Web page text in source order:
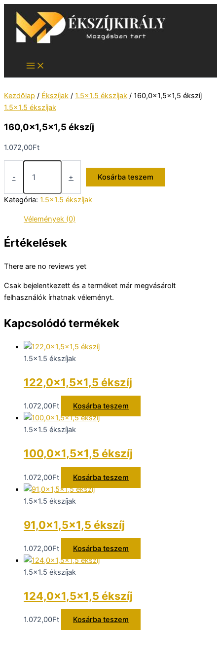
Skip
content
Kezdőlap / Ékszíjak / 1.5x1.5 ékszíjak / 160,0×1,5×1,5 ékszíj
1.5x1.5 ékszíjak
160,0×1,5×1,5 ékszíj
1.072,00Ft
-
160,0x1,5x1,5
+ Kosárba teszem
Kategória: 1.5x1.5 ékszíjak
Vélemények (0)
Értékelések
There are no reviews yet
Csak bejelentkezett és a terméket már megvásárolt
felhasználók írhatnak véleményt.
Kapcsolódó termékek
1.5x1.5 ékszíjak
122,0×1,5×1,5 ékszíj
1.072,00Ft Kosárba teszem
1.5x1.5 ékszíjak
100,0×1,5×1,5 ékszíj
1.072,00Ft Kosárba teszem
1.5x1.5 ékszíjak
91,0×1,5×1,5 ékszíj
1.072,00Ft Kosárba teszem
1.5x1.5 ékszíjak
124,0×1,5×1,5 ékszíj
1.072,00Ft Kosárba teszem